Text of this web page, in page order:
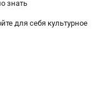
знать
для себя культурное